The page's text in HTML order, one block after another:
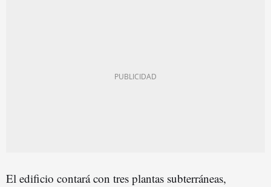
El edificio contará con tres plantas subterráneas,